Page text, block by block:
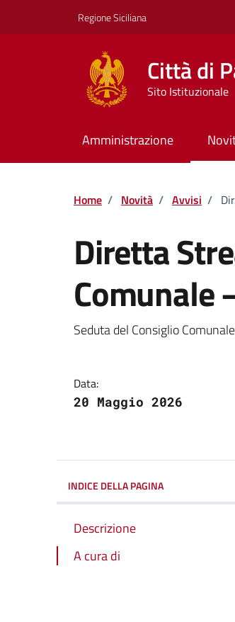
Regione Siciliana
Città di
Sito Istituzionale
Amministrazione
Home / Novità / Avvisi /
Diretta
Comunale
Dettagli della
Seduta del Consiglio Comunale
Data:
20 Maggio 2026
INDICE DELLA PAGINA
Descrizione
A cura di